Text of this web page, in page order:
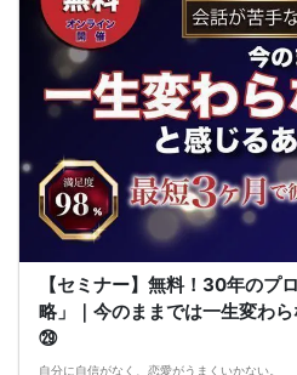
「このまま恋愛・婚活を続けても、
本命女性と交際できないのではないか…」
そんな不安を抱えている奥手男子が本当に多い
つまり、
やみくもに頑張るだけでは、
本命女性との交際には
つながらないということです。
このまま原因が分からないまま
恋愛や婚活を続けても、
お金も時間も失ってしまいます。
だからこそ、
彼女ができない本当の原因を
知ることが最初の一歩です。
しかし、この内容は文章だけでは伝えきれませ
だからこそ今回、無料オンラインセミナーで
・彼女ができない本当の原因
・本命女性に選ばれる
奥手男子専用32の極意の全体像
をお伝えします！
【セミナー】無料！30年のプ
略」｜今のままでは一生変わ
㉙
自分に自信がなく、恋愛がうまくいかない。